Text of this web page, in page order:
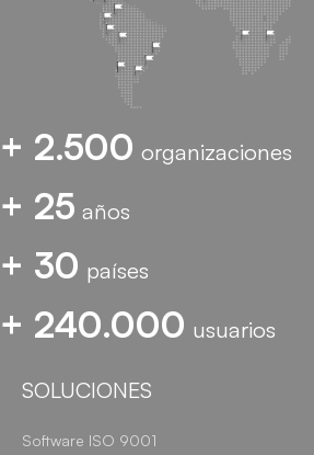
+ 2.500 organizaciones
+ 25 años
+ 30 países
+ 240.000 usuarios
SOLUCIONES
Software ISO 9001